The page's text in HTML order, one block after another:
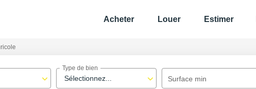
Acheter Louer Estimer
Sélectionnez...
Type de bien
Surface min